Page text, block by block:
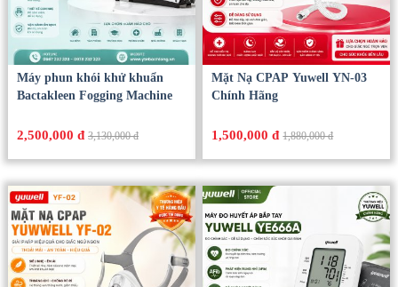
Máy phun khói khử khuẩn
Bactakleen Fogging Machine
2,500,000 đ 3,130,000 đ
Mặt Nạ CPAP Yuwell YN-03
Chính Hãng
1,500,000 đ 1,880,000 đ